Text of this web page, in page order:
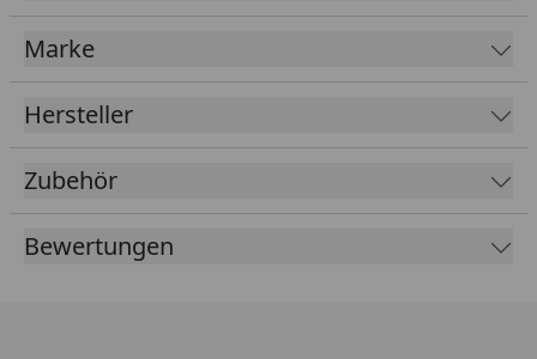
Max. Tiefe
Oberfläche
Fassungsvermögen
350 l
Ubbink Fertigteiche Montageanleitung
Marke
Hersteller
Zubehör
Bewertungen